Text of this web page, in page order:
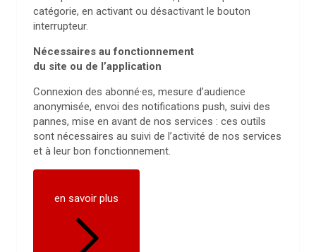
catégorie, en activant ou désactivant le bouton
interrupteur.
Nécessaires au fonctionnement
du site ou de l’application
Connexion des abonné·es, mesure d’audience
anonymisée, envoi des notifications push, suivi des
pannes, mise en avant de nos services : ces outils
sont nécessaires au suivi de l’activité de nos services
et à leur bon fonctionnement.
en savoir plus